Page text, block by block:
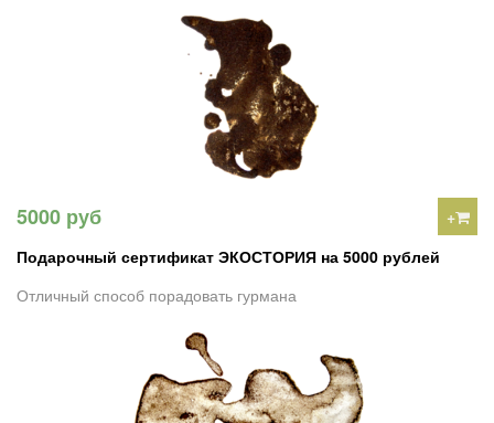
5000 руб
+
Подарочный сертификат ЭКОСТОРИЯ на 5000 рублей
Отличный способ порадовать гурмана